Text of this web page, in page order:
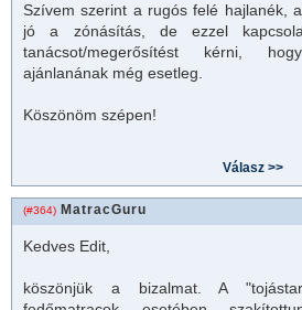
Szívem szerint a rugós felé hajlanék,
jó a zónásítás, de ezzel
tanácsot/megerősítést kérni,
ajánlanának még esetleg.
Köszönöm szépen!
(#364) MatracGuru
Kedves Edit,
köszönjük a bizalmat. A